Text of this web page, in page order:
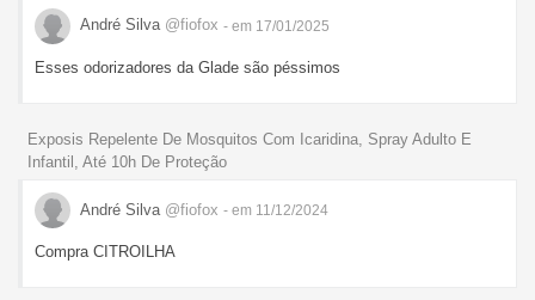
André Silva @fiofox - em 17/01/2025
Esses odorizadores da Glade são péssimos
Exposis Repelente De Mosquitos Com Icaridina, Spray Adulto E
Infantil, Até 10h De Proteção
André Silva @fiofox - em 11/12/2024
Compra CITROILHA